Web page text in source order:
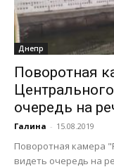
Днепр
Поворотная
очередь на
Галина - 15.08.2019
Поворотная камера
видеть очередь на